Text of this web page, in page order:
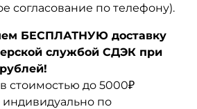
согласование по телефону).
БЕСПЛАТНУЮ доставку
службой СДЭК при
стоимостью до 5000₽
индивидуально по